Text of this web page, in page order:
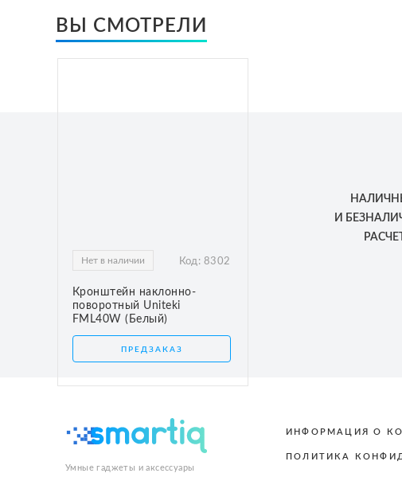
ВЫ СМОТРЕЛИ
Нет в наличии Код: 8302
Кронштейн наклонно-
поворотный Uniteki
FML40W (Белый)
ПРЕДЗАКАЗ
И
РАСЧЕТ
Умные гаджеты и аксессуары
ИНФОРМАЦИЯ О
ПОЛИТИКА